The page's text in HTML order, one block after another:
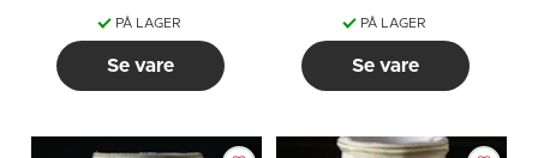
PÅ LAGER
Se vare
PÅ LAGER
Se vare